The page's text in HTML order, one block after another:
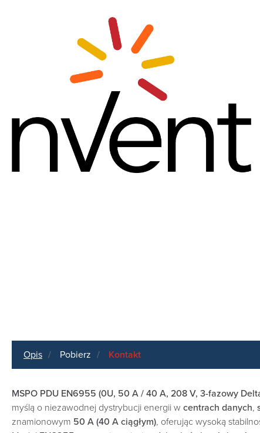
Opis Pobierz Kontakt
MSPO PDU EN6955 (0U, 50 A / 40 A, 208 V, 3-fazowy
myślą o niezawodnej dystrybucji energii w centrach danych,
znamionowym 50 A (40 A ciągłym), oferując wysoką